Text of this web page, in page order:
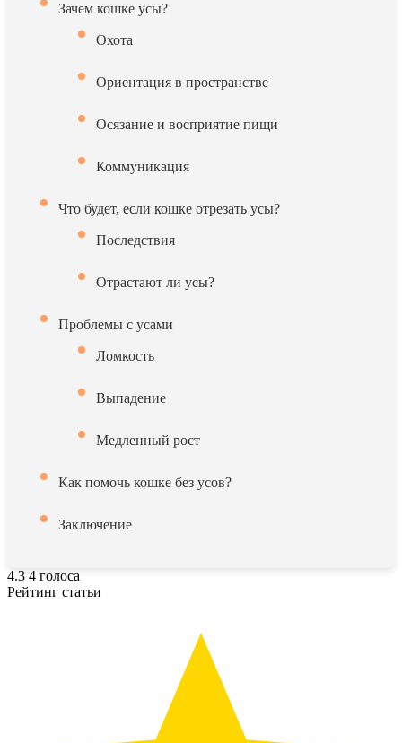
Зачем кошке усы?
Охота
Ориентация в пространстве
Осязание и восприятие пищи
Коммуникация
Что будет, если кошке отрезать усы?
Последствия
Отрастают ли усы?
Проблемы с усами
Ломкость
Выпадение
Медленный рост
Как помочь кошке без усов?
Заключение
4.3 4 голоса
Рейтинг статьи